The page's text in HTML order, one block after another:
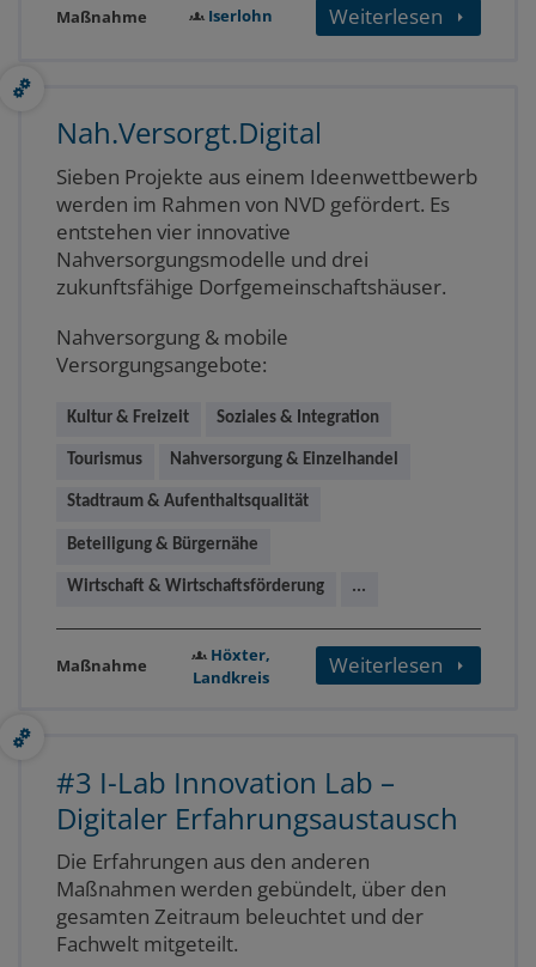
Maßnahme Iserlohn Weiterlesen
Nah.Versorgt.Digital
Sieben Projekte aus einem Ideenwettbewerb
werden im Rahmen von NVD gefördert. Es
entstehen vier innovative
Nahversorgungsmodelle und drei
zukunftsfähige Dorfgemeinschaftshäuser.
Nahversorgung & mobile
Versorgungsangebote:
Kultur & Freizeit Soziales & Integration
Tourismus Nahversorgung & Einzelhandel
Stadtraum & Aufenthaltsqualität
Beteiligung & Bürgernähe
Wirtschaft & Wirtschaftsförderung ...
Maßnahme
Höxter,
Landkreis
Weiterlesen
#3 I-Lab Innovation Lab –
Digitaler Erfahrungsaustausch
Die Erfahrungen aus den anderen
Maßnahmen werden gebündelt, über den
gesamten Zeitraum beleuchtet und der
Fachwelt mitgeteilt.